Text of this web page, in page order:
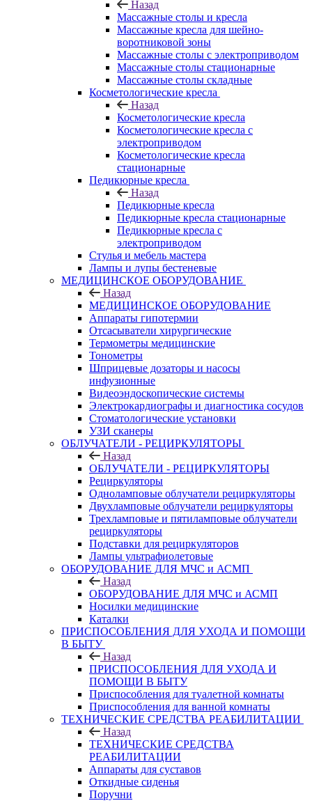
Назад
Массажные столы и кресла
Массажные кресла для шейно-
воротниковой зоны
Массажные столы с электроприводом
Массажные столы стационарные
Массажные столы складные
Косметологические кресла
Назад
Косметологические кресла
Косметологические кресла с
электроприводом
Косметологические кресла
стационарные
Педикюрные кресла
Назад
Педикюрные кресла
Педикюрные кресла стационарные
Педикюрные кресла с
электроприводом
Стулья и мебель мастера
Лампы и лупы бестеневые
МЕДИЦИНСКОЕ ОБОРУДОВАНИЕ
Назад
МЕДИЦИНСКОЕ ОБОРУДОВАНИЕ
Аппараты гипотермии
Отсасыватели хирургические
Термометры медицинские
Тонометры
Шприцевые дозаторы и насосы
инфузионные
Видеоэндоскопические системы
Электрокардиографы и диагностика сосудов
Стоматологические установки
УЗИ сканеры
ОБЛУЧАТЕЛИ - РЕЦИРКУЛЯТОРЫ
Назад
ОБЛУЧАТЕЛИ - РЕЦИРКУЛЯТОРЫ
Рециркуляторы
Одноламповые облучатели рециркуляторы
Двухламповые облучатели рециркуляторы
Трехламповые и пятиламповые облучатели
рециркуляторы
Подставки для рециркуляторов
Лампы ультрафиолетовые
ОБОРУДОВАНИЕ ДЛЯ МЧС и АСМП
Назад
ОБОРУДОВАНИЕ ДЛЯ МЧС и АСМП
Носилки медицинские
Каталки
ПРИСПОСОБЛЕНИЯ ДЛЯ УХОДА И ПОМОЩИ
В БЫТУ
Назад
ПРИСПОСОБЛЕНИЯ ДЛЯ УХОДА И
ПОМОЩИ В БЫТУ
Приспособления для туалетной комнаты
Приспособления для ванной комнаты
ТЕХНИЧЕСКИЕ СРЕДСТВА РЕАБИЛИТАЦИИ
Назад
ТЕХНИЧЕСКИЕ СРЕДСТВА
РЕАБИЛИТАЦИИ
Аппараты для суставов
Откидные сиденья
Поручни